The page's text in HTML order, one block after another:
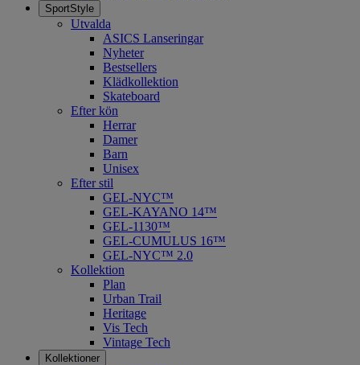
SportStyle
Utvalda
ASICS Lanseringar
Nyheter
Bestsellers
Klädkollektion
Skateboard
Efter kön
Herrar
Damer
Barn
Unisex
Efter stil
GEL-NYC™
GEL-KAYANO 14™
GEL-1130™
GEL-CUMULUS 16™
GEL-NYC™ 2.0
Kollektion
Plan
Urban Trail
Heritage
Vis Tech
Vintage Tech
Kollektioner